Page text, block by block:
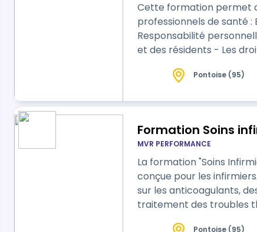
Cette formation permet d 'appréhender
professionnels de santé : Elle abordera : - Responsabilité administrative -
Responsabilité personnelle
et des résidents - Les droit et les devoirs des professionnels de santé -
Le glissement de tâche
Pontoise (95)
Formation Soins
MVR PERFORMANCE
La formation "Soins
conçue pour les
sur les anticoagulants,
traitement des troubles
Pontoise (95)